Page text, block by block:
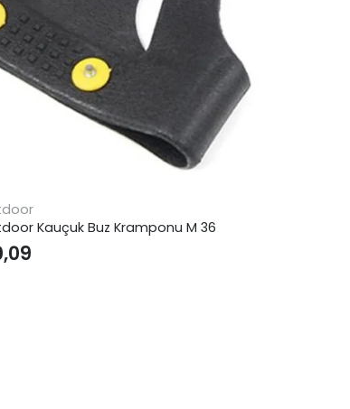
Craghoppers 1st Layer Ls Tee T